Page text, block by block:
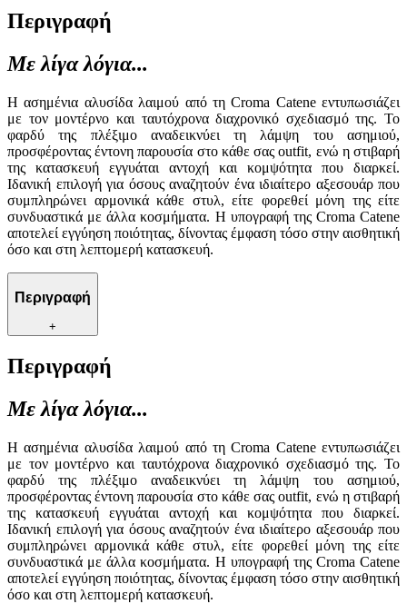
Περιγραφή
Με λίγα λόγια...
Η ασημένια αλυσίδα λαιμού από τη Croma Catene εντυπωσιάζει
με τον μοντέρνο και ταυτόχρονα διαχρονικό σχεδιασμό της. Το
φαρδύ της πλέξιμο αναδεικνύει τη λάμψη του ασημιού,
προσφέροντας έντονη παρουσία στο κάθε σας outfit, ενώ η στιβαρή
της κατασκευή εγγυάται αντοχή και κομψότητα που διαρκεί.
Ιδανική επιλογή για όσους αναζητούν ένα ιδιαίτερο αξεσουάρ που
συμπληρώνει αρμονικά κάθε στυλ, είτε φορεθεί μόνη της είτε
συνδυαστικά με άλλα κοσμήματα. Η υπογραφή της Croma Catene
αποτελεί εγγύηση ποιότητας, δίνοντας έμφαση τόσο στην αισθητική
όσο και στη λεπτομερή κατασκευή.
Περιγραφή
+
Περιγραφή
Με λίγα λόγια...
Η ασημένια αλυσίδα λαιμού από τη Croma Catene εντυπωσιάζει
με τον μοντέρνο και ταυτόχρονα διαχρονικό σχεδιασμό της. Το
φαρδύ της πλέξιμο αναδεικνύει τη λάμψη του ασημιού,
προσφέροντας έντονη παρουσία στο κάθε σας outfit, ενώ η στιβαρή
της κατασκευή εγγυάται αντοχή και κομψότητα που διαρκεί.
Ιδανική επιλογή για όσους αναζητούν ένα ιδιαίτερο αξεσουάρ που
συμπληρώνει αρμονικά κάθε στυλ, είτε φορεθεί μόνη της είτε
συνδυαστικά με άλλα κοσμήματα. Η υπογραφή της Croma Catene
αποτελεί εγγύηση ποιότητας, δίνοντας έμφαση τόσο στην αισθητική
όσο και στη λεπτομερή κατασκευή.